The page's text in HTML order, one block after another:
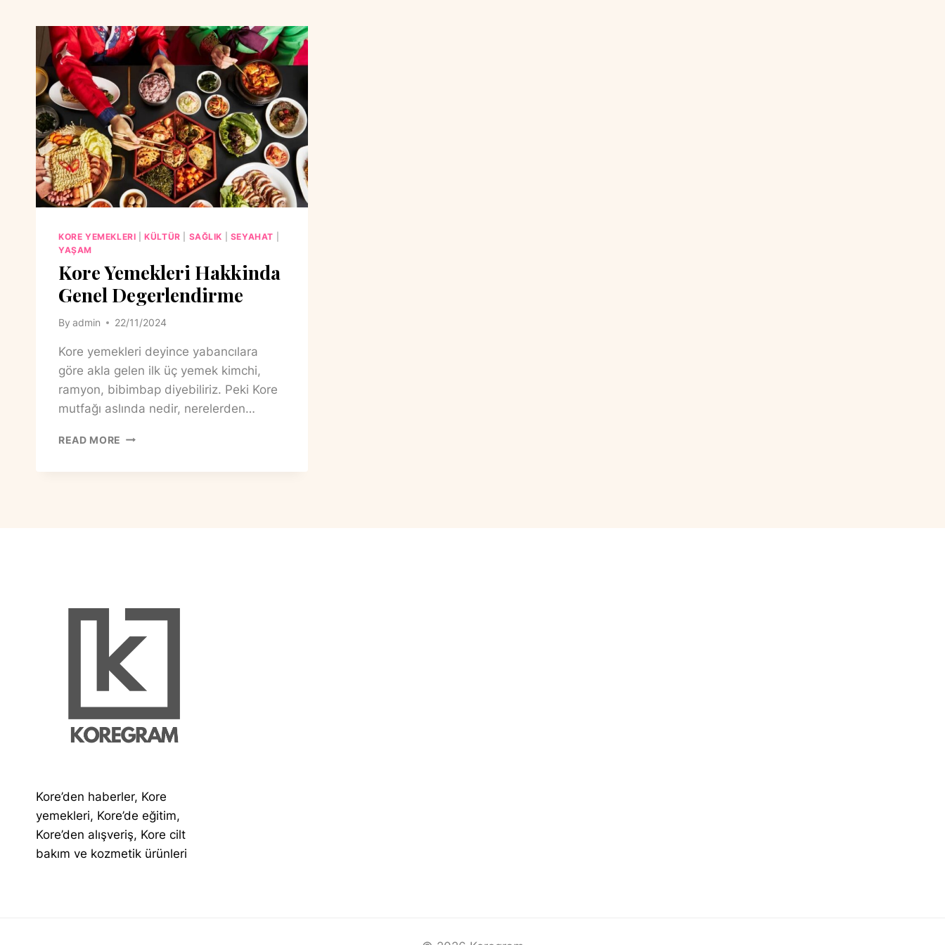
KORE YEMEKLERI |KÜLTÜR SAĞLIK SEYAHAT
YAŞAM
Kore Yemekleri Hakkinda
Genel Degerlendirme
By admin 22/11/2024
Kore yemekleri deyince yabancılara
göre akla gelen ilk üç yemek kimchi,
ramyon, bibimbap diyebiliriz. Peki Kore
mutfağı aslında nedir, nerelerden…
READ MORE KORE
Kore’den haberler, Kore
yemekleri, Kore’de eğitim,
Kore’den alışveriş, Kore cilt
bakım ve kozmetik ürünleri